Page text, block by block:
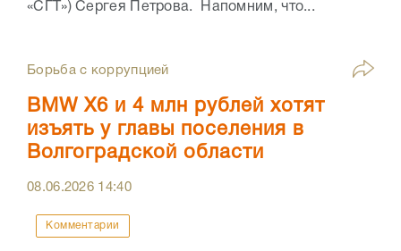
«СГТ») Сергея Петрова. Напомним, что...
Борьба с коррупцией
BMW X6 и 4 млн рублей хотят
изъять у главы поселения в
Волгоградской области
08.06.2026 14:40
Комментарии